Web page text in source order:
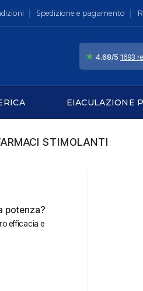
Spedizione e pagamento
★ 4.68/5 1693
EIACULAZIONE
STIMOLANTI
potenza?
efficacia e